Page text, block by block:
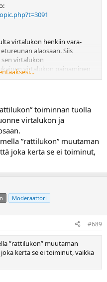
virtalukon henkiin vara-
alaosaan. Siis
virtalukon
virtalukon painaminen
oikeassa paikassa
Oikean paikan löytäminen on
kokeilulla pelaamaan. En
kun FOB-avain on hävinnyt tai
pyörän ohjauslukkoa vara-
avain ei kytke virtaa päälle
muu saanut ohjauslukitusta
yhteyttä pyörän myyjään.
toiminnan tuolla
virtalukon ja
”rattilukon” muutaman
joka kerta se ei toiminut,
Moderaattori
#689
”rattilukon” muutaman
kerta se ei toiminut, vaikka